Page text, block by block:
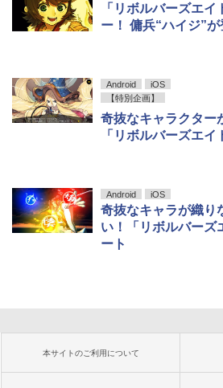
「リボルバーズエ
ー！ 傭兵“ハイジ”が
Android
iOS
【特別企画】
奇抜なキャラクター
「リボルバーズエ
Android iOS
奇抜なキャラが織り
い！「リボルバーズ
ート
本サイトのご利用について